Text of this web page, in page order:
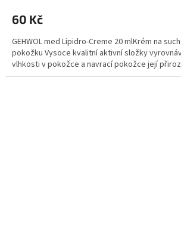
60 Kč
GEHWOL med Lipidro-Creme 20 mlKrém na
pokožku Vysoce kvalitní aktivní složky
vlhkosti v pokožce a navrací pokožce její